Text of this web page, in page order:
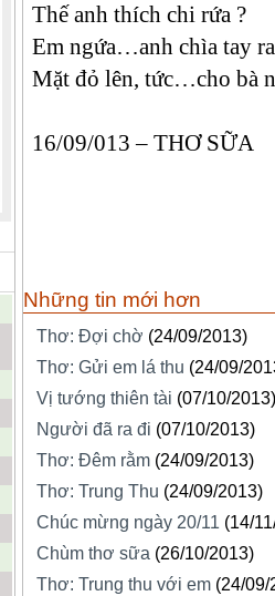
Thế anh thích chi rứa ?
Em ngứa…anh chìa tay ra
Mặt đỏ lên, tức…cho bà
16/09/013 – THƠ SỮA
Những tin mới hơn
Thơ: Đợi chờ (24/09/2013)
Thơ: Gửi em lá thu (24/09/
Vị tướng thiên tài (07/10/2013)
Người đã ra đi (07/10/2013)
Thơ: Đêm rằm (24/09/2013)
Thơ: Trung Thu (24/09/2013)
Chúc mừng ngày 20/11 (14/
Chùm thơ sữa (26/10/2013)
Thơ: Trung thu với em (24/09/